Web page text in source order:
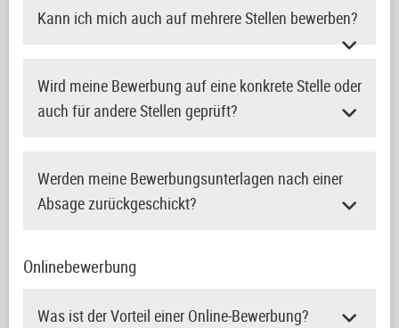
Kann ich mich auch auf mehrere Stellen bewerben?
Wird meine Bewerbung auf eine konkrete Stelle oder
auch für andere Stellen geprüft?
Werden meine Bewerbungsunterlagen nach einer
Absage zurückgeschickt?
Onlinebewerbung
Was ist der Vorteil einer Online-Bewerbung?